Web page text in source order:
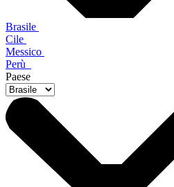
Brasile
Cile
Messico
Perù
Paese